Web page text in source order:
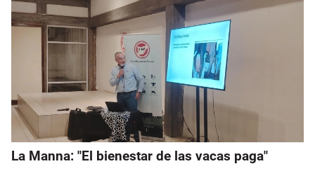
La Manna: "El bienestar de las vacas paga"